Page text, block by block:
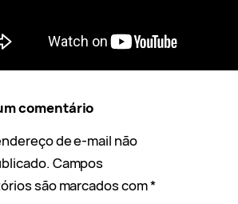
comentário
de e-mail não
Campos
são marcados com*